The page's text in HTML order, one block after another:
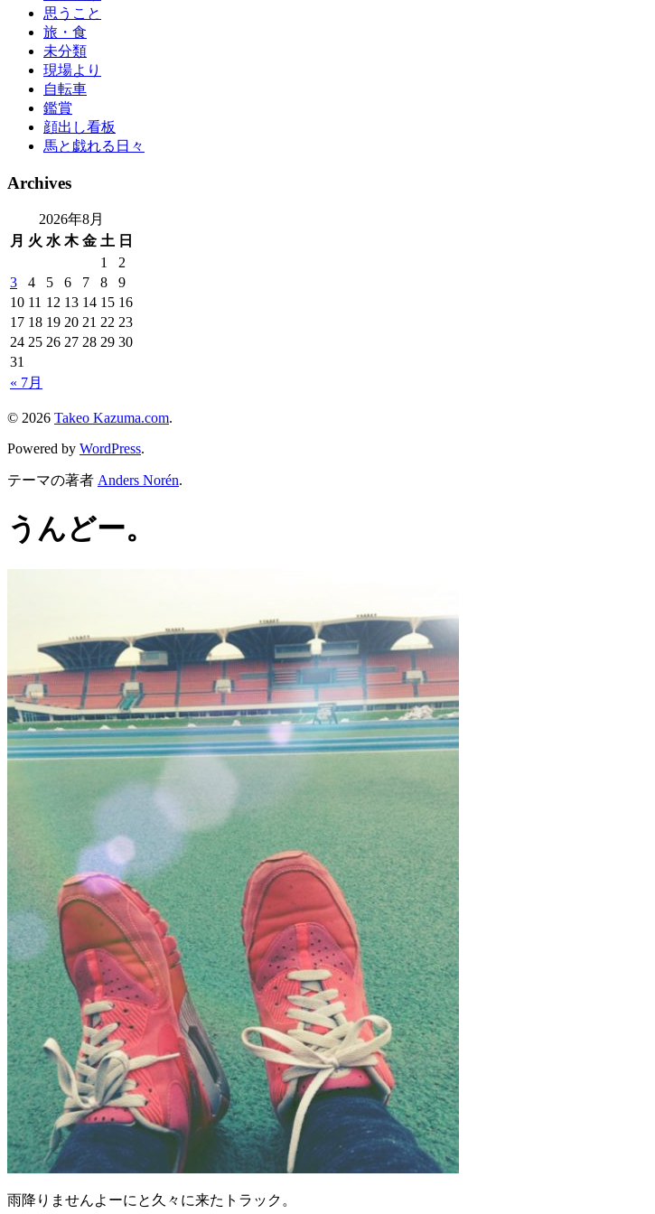
思うこと
旅・食
未分類
現場より
自転車
鑑賞
顔出し看板
馬と戯れる日々
Archives
2026年8月
月 火 水 木 金 土 日
« 7月
1
2
3
4 5 6 7 8
9
10 11 12 13 14 15 16
17 18 19 20 21 22 23
24 25 26 27 28 29 30
31
© 2026 Takeo Kazuma.com.
Powered by WordPress.
テーマの著者 Anders Norén.
うんどー。
雨降りませんよーにと久々に来たトラック。